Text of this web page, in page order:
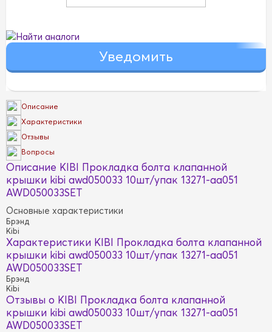
Найти аналоги
Описание
Характеристики
Отзывы
Вопросы
Описание KIBI Прокладка болта клапанной
крышки kibi awd050033 10шт/упак 13271-aa051
AWD050033SET
Основные характеристики
Брэнд
Kibi
Характеристики KIBI Прокладка болта клапанной
крышки kibi awd050033 10шт/упак 13271-aa051
AWD050033SET
Брэнд
Kibi
Отзывы о KIBI Прокладка болта клапанной
крышки kibi awd050033 10шт/упак 13271-aa051
AWD050033SET